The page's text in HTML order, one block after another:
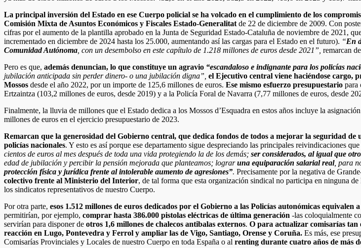
La principal inversión del Estado en ese Cuerpo policial se ha volcado en el cumplimiento de los
Comisión Mixta de Asuntos Económicos y Fiscales Estado-Generalitat de 22 de diciembre de 2009. Con
cifras por el aumento de la plantilla aprobado en la Junta de Seguridad Estado-Cataluña de noviembre de 2021,
incrementado en diciembre de 2024 hasta los 25.000, aumentando así las cargas para el Estado en el futuro). “En
Comunidad Autónoma , con un desembolso en este capítulo de 1.218 millones de euros desde 2021”, remarcan
Pero es que, además denuncian, lo que constituye un agravio “escandaloso e indignante para los policías
jubilación anticipada sin perder dinero- o una jubilación digna”, el Ejecutivo central viene haciéndose cargo,
Mossos desde el año 2022, por un importe de 125,6 millones de euros. Ese mismo esfuerzo presupuestario para
Ertzaintza (103,2 millones de euros, desde 2019) y a la Policía Foral de Navarra (7,77 millones de euros, desde
Finalmente, la lluvia de millones que el Estado dedica a los Mossos d’Esquadra en estos años incluye la
millones de euros en el ejercicio presupuestario de 2023.
Remarcan que la generosidad del Gobierno central, que dedica fondos de todos a mejorar la seguridad
policías nacionales. Y esto es así porque ese departamento sigue despreciando las principales reivindicaciones
cientos de euros al mes después de toda una vida protegiendo la de los demás; ser considerados, al igual que
edad de jubilación y percibir la pensión mejorada que planteamos; lograruna equiparación salarial real, para
protección física y jurídica frente al intolerable aumento de agresiones”. Precisamente por la negativa de
colectivo frente al Ministerio del Interior, de tal forma que esta organización sindical no participa en ninguna
los sindicatos representativos de nuestro Cuerpo.
Por otra parte, esos 1.512 millones de euros dedicados por el Gobierno a las Policías autonómicas
permitirían, por ejemplo, comprar hasta 386.000 pistolas eléctricas de última generación -las coloquialmente
servirían para disponer de otros 1,6 millones de chalecos antibalas externos. O para actualizar comisarías tan
reacción en Lugo, Pontevedra y Ferrol y ampliar las de Vigo, Santiago, Orense y Coruña. Es más, ese
Comisarías Provinciales y Locales de nuestro Cuerpo en toda España o al renting durante cuatro años de más